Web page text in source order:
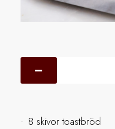
8 skivor toastbröd